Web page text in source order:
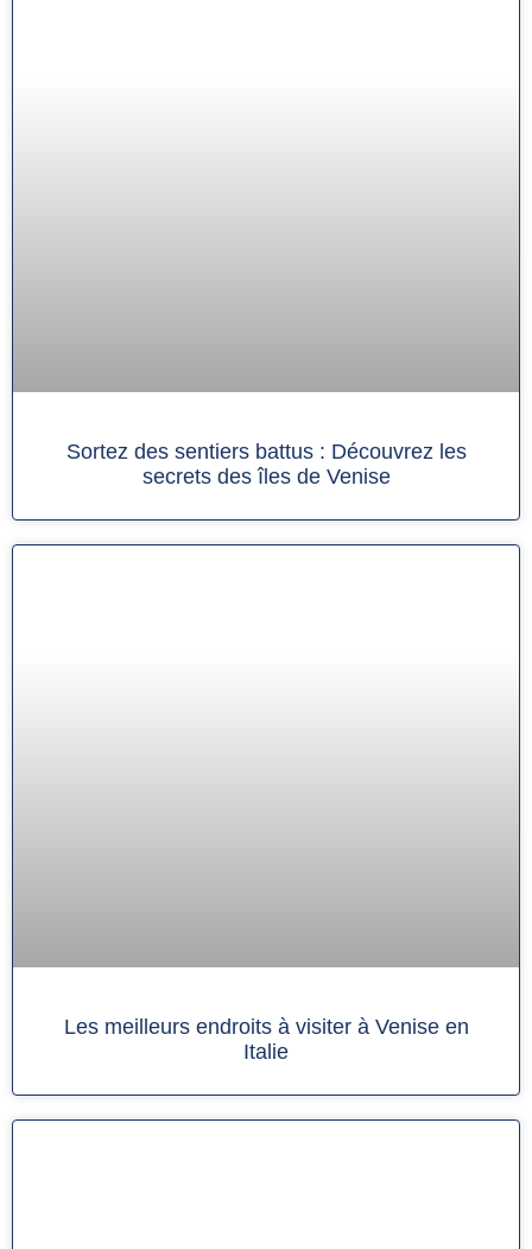
Sortez des sentiers battus : Découvrez les
secrets des îles de Venise
Les meilleurs endroits à visiter à Venise en
Italie